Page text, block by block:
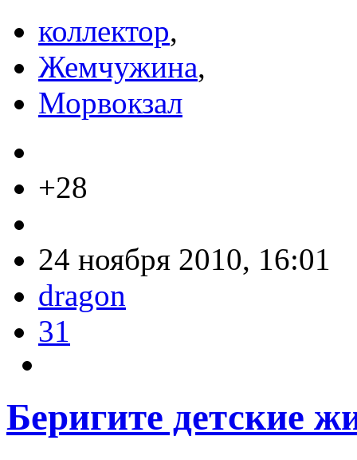
коллектор,
Жемчужина,
Морвокзал
+28
24 ноября 2010, 16:01
dragon
31
Беригите детские